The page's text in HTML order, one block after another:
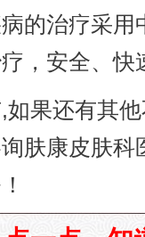
的治疗采
，安全、快
还有其他
肤康皮肤